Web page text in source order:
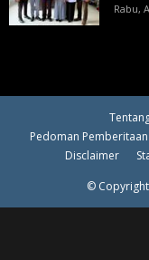
Rabu,
Pedoman
Disclaimer
© Copyright